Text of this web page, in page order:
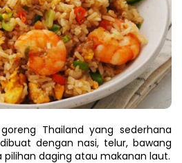
Thailand yang sederhana
dengan nasi, telur, bawang
pilihan daging atau makanan laut.